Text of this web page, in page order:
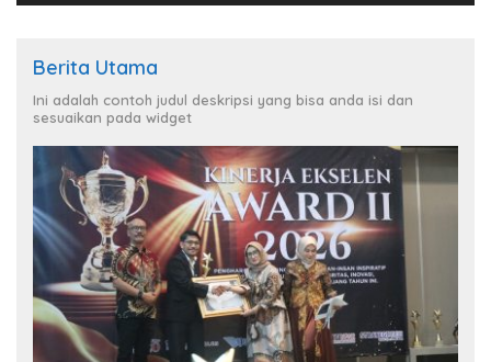
Berita Utama
Ini adalah contoh judul deskripsi yang bisa anda isi dan
sesuaikan pada widget